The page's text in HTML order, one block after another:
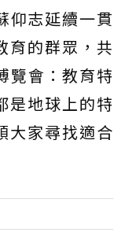
仰志延續一貫
育的群眾，共
覽會：教育特
是地球上的特
大家尋找適合